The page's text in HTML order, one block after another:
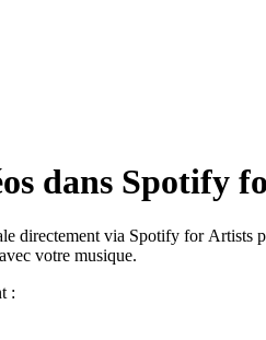
dans Spotify
directement via Spotify for Artists
votre musique.
: